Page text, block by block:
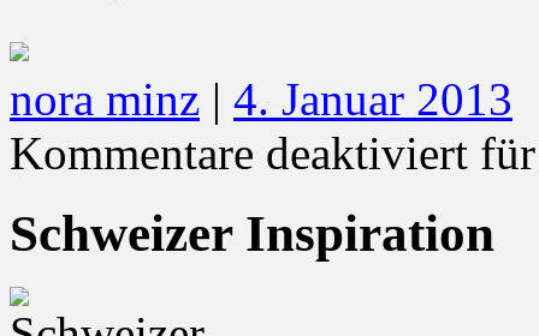
nora minz | 4. Januar 2013
Kommentare deaktiviert
Schweizer Inspiration